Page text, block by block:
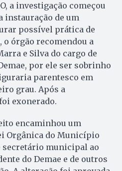
a investigação começou
instauração de um
possível prática de
o órgão recomendou a
e Silva do cargo de
por ele ser sobrinho
parentesco em
grau. Após a
exonerado.
encaminhou um
Orgânica do Município
municipal ao
do Demae e de outros